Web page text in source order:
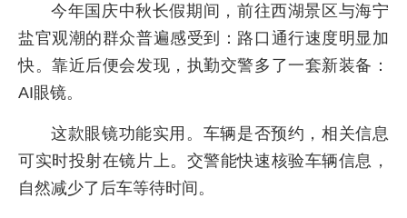
今年国庆中秋长假期间，前往西湖景区与海宁
盐官观潮的群众普遍感受到：路口通行速度明显加
快。靠近后便会发现，执勤交警多了一套新装备：
AI眼镜。
这款眼镜功能实用。车辆是否预约，相关信息
可实时投射在镜片上。交警能快速核验车辆信息，
自然减少了后车等待时间。